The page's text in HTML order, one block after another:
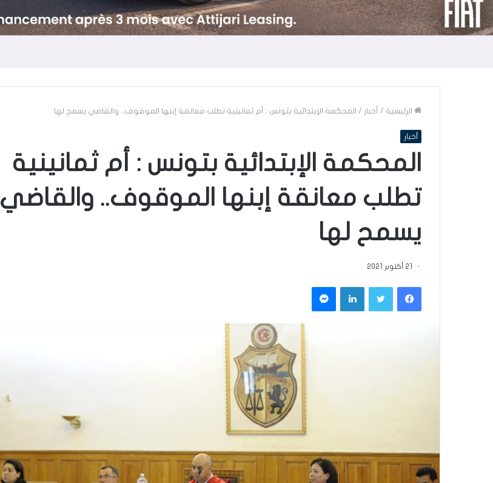
الرئيسية / أخبار / المحكمة الإبتدائية بتونس : أم ثمانينية تطلب معانقة إبنها الموقوف.. والقاضي يسمح لها
أخبار
المحكمة الإبتدائية بتونس : أم ثمانينية
تطلب معانقة إبنها الموقوف.. والقاضي
يسمح لها
21 أكتوبر 2021
فيسبوكتويتر لينكدإن ماسنجر